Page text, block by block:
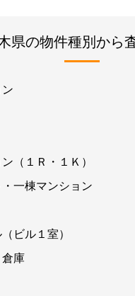
県の物件種別から
（１Ｒ・１Ｋ）
一棟マンション
ビル１室）
庫